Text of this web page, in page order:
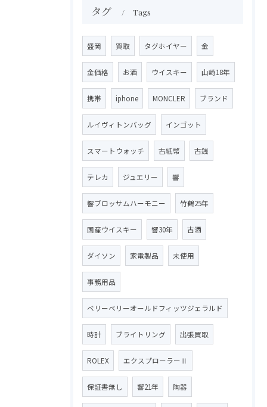
タグ Tags
盛岡 買取 タグホイヤー 金
金価格 お酒 ウイスキー 山崎18年
携帯 iphone MONCLER ブランド
ルイヴィトンバッグ インゴット
スマートウォッチ 古紙幣 古銭
テレカ ジュエリー 響
響ブロッサムハーモニー 竹鶴25年
国産ウイスキー 響30年 古酒
ダイソン 家電製品 未使用
事務用品
ベリーベリーオールドフィッツジェラルド
時計 ブライトリング 出張買取
ROLEX エクスプローラーⅡ
保証書無し 響21年 陶器